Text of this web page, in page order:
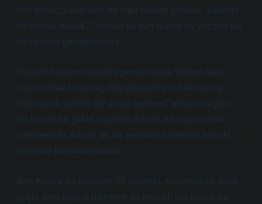
dair oldukça katmanlı bir yapı olduğu görülür. “Kolektif
ne demek hukuk?” sorusu da tam olarak bu yüzden tek
bir tanımla geçiştirilemez.
Kolektif kavramı hukukta genel olarak “birden fazla
kişinin ortak bir amaç doğrultusunda hukuki sonuç
doğuracak şekilde bir araya gelmesi” anlamına gelir.
Bu bazen bir şirket yapısıdır, bazen bir suçun ortak
işlenmesidir, bazen de bir sendikal hareketin hukuki
zeminde tanımlanmasıdır.
Ben Konya’da yaşayan 26 yaşında, mühendislik tarafı
güçlü ama sosyal bilimlere de meraklı biri olarak bu